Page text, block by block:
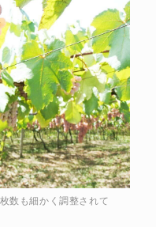
数も細かく調整されて